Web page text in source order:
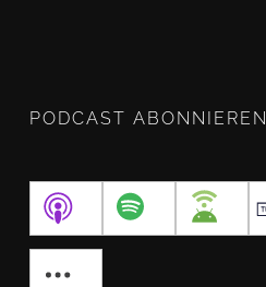
PODCAST ABONNIEREN